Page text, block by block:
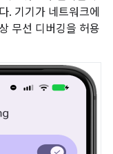
. 기기가 네트워크에
무선 디버깅을 허용